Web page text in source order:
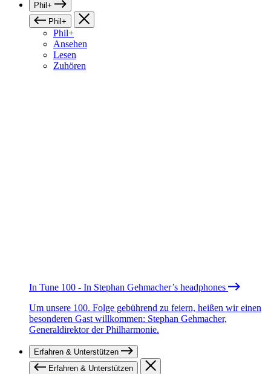
Phil+
Phil+
Phil+
Ansehen
Lesen
Zuhören
In Tune 100 - In Stephan Gehmacher’s headphones
Um unsere 100. Folge gebührend zu feiern, heißen wir einen
besonderen Gast willkommen: Stephan Gehmacher,
Generaldirektor der Philharmonie.
Erfahren & Unterstützen
Erfahren & Unterstützen